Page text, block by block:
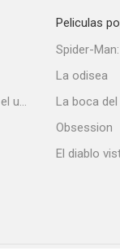
Stuart no consigue salvar el universo
Peliculas
Spider-
La odisea
La boca del
Obsession
El diablo